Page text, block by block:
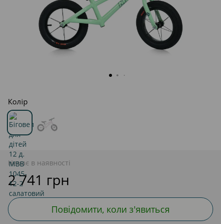
Колір
Немає в наявності
2 741 грн
Повідомити, коли з'явиться